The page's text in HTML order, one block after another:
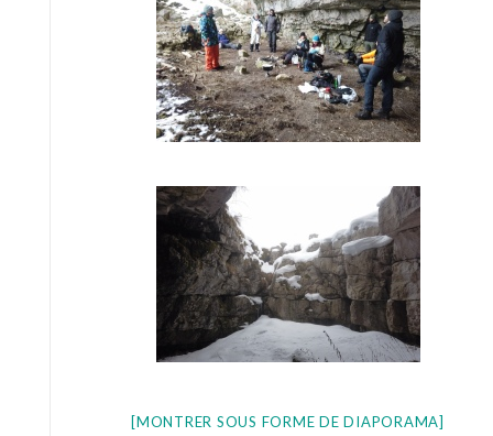
[MONTRER SOUS FORME DE DIAPORAMA]